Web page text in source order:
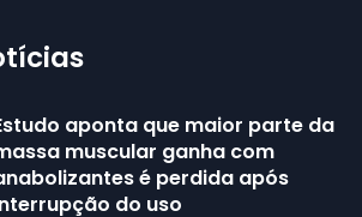
aponta que maior parte da
muscular ganha com
é perdida após
do uso